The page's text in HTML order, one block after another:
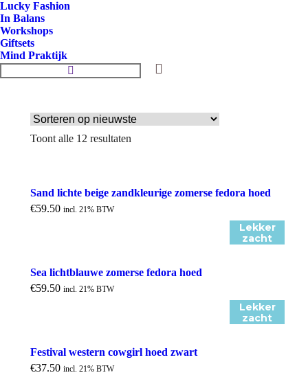
Lucky Fashion
In Balans
Workshops
Giftsets
Mind Praktijk
Toont alle 12 resultaten
Lekker
zacht
Sand lichte beige zandkleurige zomerse fedora hoed
€59.50 incl. 21% BTW
Lekker
zacht
Sea lichtblauwe zomerse fedora hoed
€59.50 incl. 21% BTW
Festival western cowgirl hoed zwart
€37.50 incl. 21% BTW